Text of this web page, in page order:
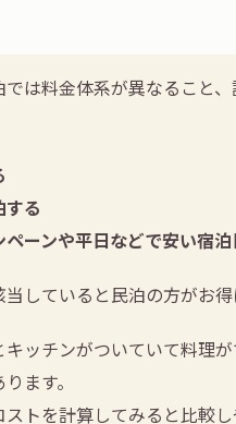
では料金体系が異なること
する
ペーンや平日などで安い宿
当していると民泊の方がお
キッチンがついていて料理
ます。
トを計算してみると比較